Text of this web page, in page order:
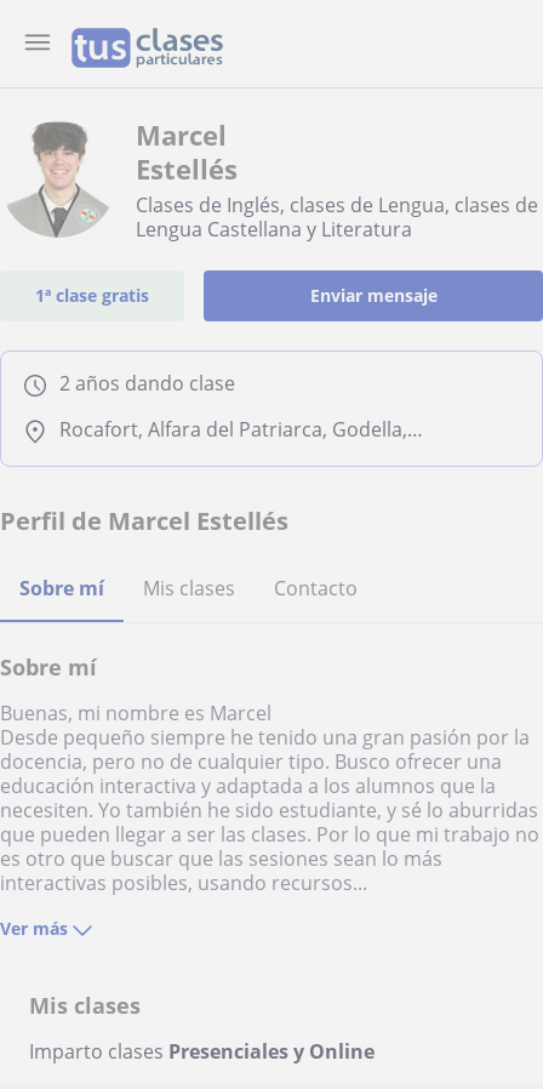
Marcel
Estellés
Clases de Inglés, clases de Lengua, clases de
Lengua Castellana y Literatura
1ª clase gratis Enviar mensaje
2 años dando clase
Rocafort, Alfara del Patriarca, Godella, Moncada, Burjassot, Valencia Capital
Perfil de Marcel Estellés
Sobre mí Mis clases Contacto
Sobre mí
Buenas, mi nombre es Marcel
Desde pequeño siempre he tenido una gran pasión por la
docencia, pero no de cualquier tipo. Busco ofrecer una
educación interactiva y adaptada a los alumnos que la
necesiten. Yo también he sido estudiante, y sé lo aburridas
que pueden llegar a ser las clases. Por lo que mi trabajo no
es otro que buscar que las sesiones sean lo más
interactivas posibles, usando recursos...
Ver más
Mis clases
Imparto clases Presenciales y Online